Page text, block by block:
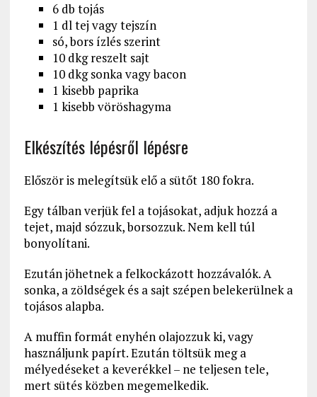
6 db tojás
1 dl tej vagy tejszín
só, bors ízlés szerint
10 dkg reszelt sajt
10 dkg sonka vagy bacon
1 kisebb paprika
1 kisebb vöröshagyma
Elkészítés lépésről lépésre
Először is melegítsük elő a sütőt 180 fokra.
Egy tálban verjük fel a tojásokat, adjuk hozzá a
tejet, majd sózzuk, borsozzuk. Nem kell túl
bonyolítani.
Ezután jöhetnek a felkockázott hozzávalók. A
sonka, a zöldségek és a sajt szépen belekerülnek a
tojásos alapba.
A muffin formát enyhén olajozzuk ki, vagy
használjunk papírt. Ezután töltsük meg a
mélyedéseket a keverékkel – ne teljesen tele,
mert sütés közben megemelkedik.